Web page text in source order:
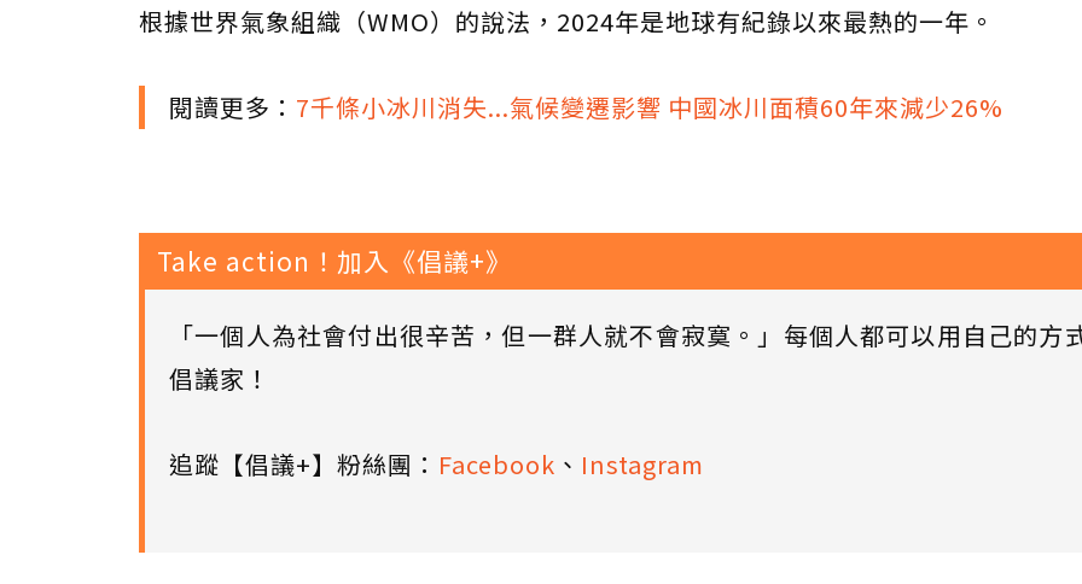
根據世界氣象組織（WMO）的說法，2024年是地球有紀錄以來最熱的一年。
閱讀更多： 7千條小冰川消失...氣候變遷影響 中國冰川面積60年來減少26%
Take action！加入《倡議+》
「一個人為社會付出很辛苦，但一群人就不會寂寞。」每個人都可以用自己的方
倡議家！
追蹤【倡議+】粉絲團： Facebook 、 Instagram